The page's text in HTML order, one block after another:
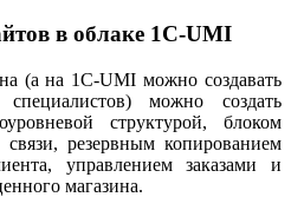
в облаке 1С-UMI
(а на 1С-UMI можно создавать
можно создать
структурой, блоком
резервным копированием
управлением заказами и
магазина.